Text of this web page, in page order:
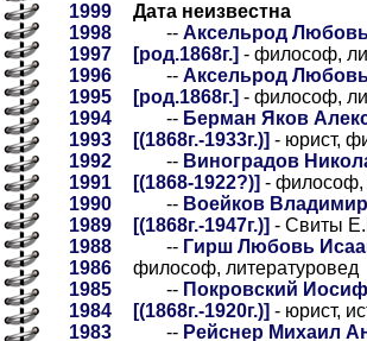
1999
1998
1997
1996
1995
1994
1993
1992
1991
1990
1989
1988
1986
1985
1984
1983
Дата неизвестна
-- Аксельрод Любовь
[род.1868г.] - философ,
-- Аксельрод Любовь
[род.1868г.] - философ,
-- Берман Яков
[(1868г.-1933г.)] - юрист,
-- Виноградов
[(1868-1922?)] - философ,
-- Воейков Владимир
[(1868г.-1947г.)] - Свиты
-- Гирш Любовь
философ, литературовед
-- Покровский Иосиф
[(1868г.-1920г.)] - юрист,
-- Рейснер Михаил